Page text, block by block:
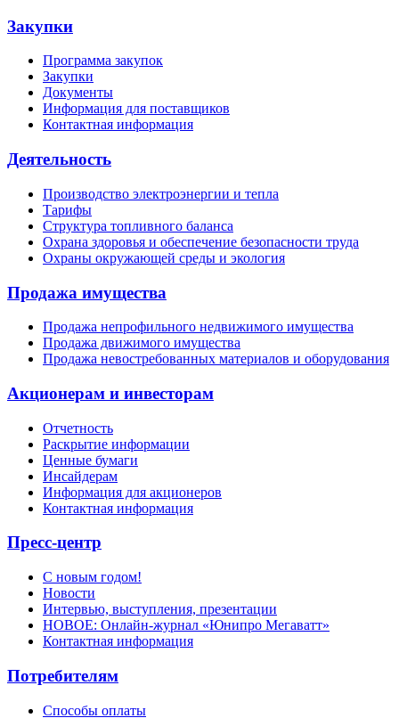
Закупки
Программа закупок
Закупки
Документы
Информация для поставщиков
Контактная информация
Деятельность
Производство электроэнергии и тепла
Тарифы
Структура топливного баланса
Охрана здоровья и обеспечение безопасности труда
Охраны окружающей среды и экология
Продажа имущества
Продажа непрофильного недвижимого имущества
Продажа движимого имущества
Продажа невостребованных материалов и оборудования
Акционерам и инвесторам
Отчетность
Раскрытие информации
Ценные бумаги
Инсайдерам
Информация для акционеров
Контактная информация
Пресс-центр
С новым годом!
Новости
Интервью, выступления, презентации
НОВОЕ: Онлайн-журнал «Юнипро Мегаватт»
Контактная информация
Потребителям
Способы оплаты